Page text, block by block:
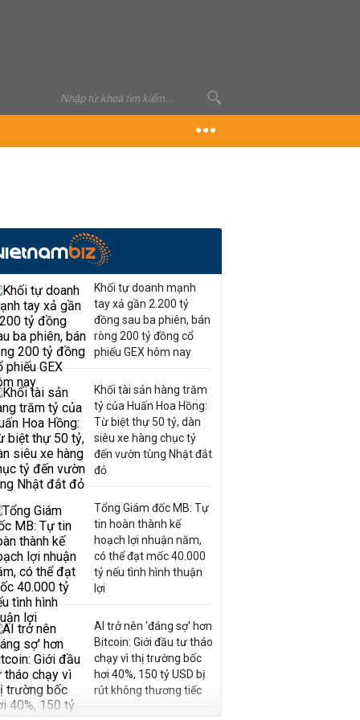
Khối tự doanh mạnh
tay xả gần 2.200 tỷ
đồng sau ba phiên, bán
ròng 200 tỷ đồng cổ
phiếu GEX hôm nay
Khối tài sản hàng trăm
tỷ của Huấn Hoa Hồng:
Từ biệt thự 50 tỷ, dàn
siêu xe hàng chục tỷ
đến vườn tùng Nhật đắt
đỏ
Tổng Giám đốc MB: Tự
tin hoàn thành kế
hoạch lợi nhuận năm,
có thể đạt mốc 40.000
tỷ nếu tình hình thuận
lợi
AI trở nên 'đáng sợ' hơn
Bitcoin: Giới đầu tư tháo
chạy vì thị trường bốc
hơi 40%, 150 tỷ USD bị
rút không thương tiếc